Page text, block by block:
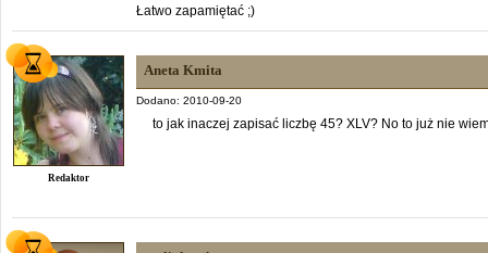
Łatwo zapamiętać ;)
Redaktor
Aneta Kmita
Dodano: 2010-09-20
to jak inaczej zapisać liczbę 45? XLV? No to już nie